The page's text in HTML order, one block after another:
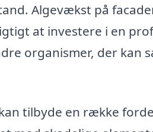
Algevækst på
at investere i en
organismer, der kan
tilbyde en række